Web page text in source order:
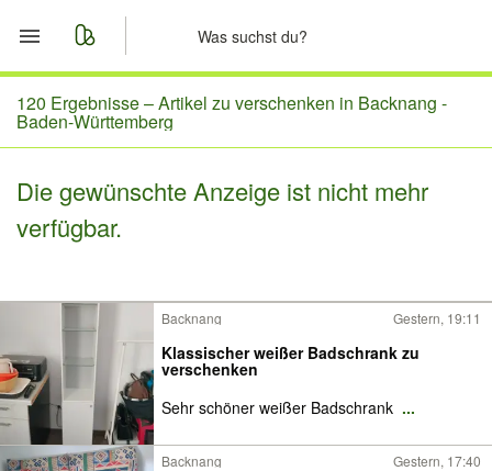
Start
Merkliste
Nachrichten
120 Ergebnisse –Artikel zu verschenken in Backnang -
Baden-Württemberg
Die gewünschte Anzeige ist nicht mehr
verfügbar.
Backnang Gestern, 19:11
Klassischer weißer Badschrank zu
verschenken
Sehr schöner weißer Badschrank ...
Backnang Gestern, 17:40